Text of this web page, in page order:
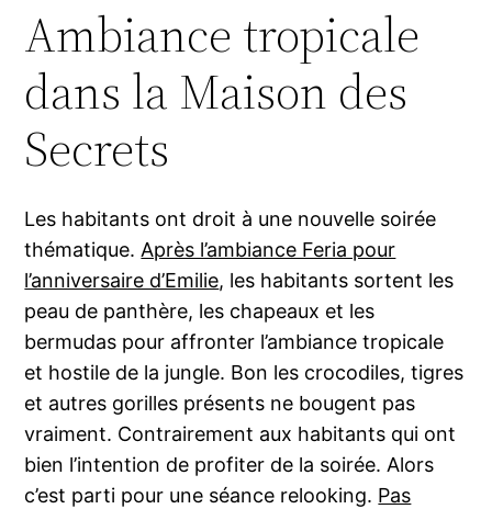
Ambiance tropicale
dans la Maison des
Secrets
Les habitants ont droit à une nouvelle soirée
thématique.Après l’ambiance Feria pour
l’anniversaire d’Emilie, les habitants sortent les
peau de panthère, les chapeaux et les
bermudas pour affronter l’ambiance tropicale
et hostile de la jungle. Bon les crocodiles, tigres
et autres gorilles présents ne bougent pas
vraiment. Contrairement aux habitants qui ont
bien l’intention de profiter de la soirée. Alors
c’est parti pour une séance relooking. Pas